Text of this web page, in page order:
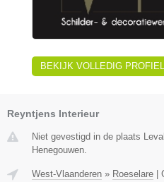
BEKIJK VOLLEDIG PROFIEL
Reyntjens Interieur
Niet gevestigd in de plaats
Henegouwen.
West-Vlaanderen » Roeselare